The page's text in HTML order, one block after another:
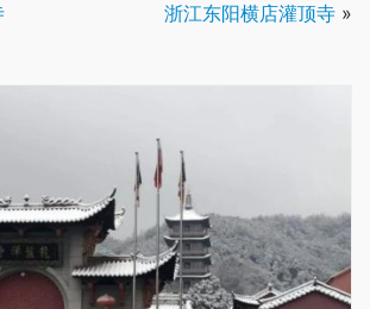
浙江东阳横店灌顶寺 »